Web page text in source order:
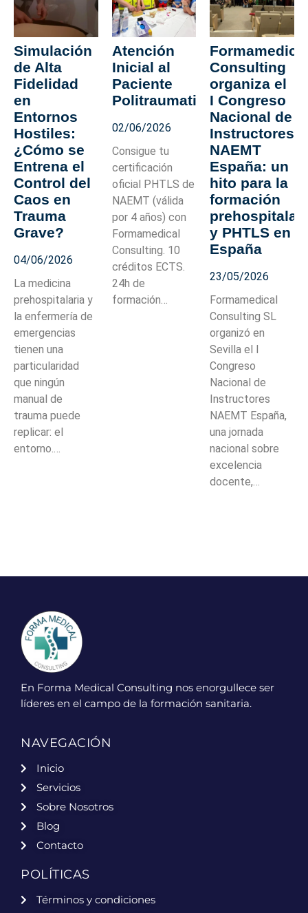
Simulación
de Alta
Fidelidad
en
Entornos
Hostiles:
¿Cómo se
Entrena el
Control del
Caos en
Trauma
Grave?
04/06/2026
La medicina
prehospitalaria y
la enfermería de
emergencias
tienen una
particularidad
que ningún
manual de
trauma puede
replicar: el
entorno.…
Atención
Inicial al
Paciente
Politraumatizado
02/06/2026
Consigue tu
certificación
oficial PHTLS de
NAEMT (válida
por 4 años) con
Formamedical
Consulting. 10
créditos ECTS.
24h de
formación…
Consulting
organiza el
I Congreso
Nacional de
Instructores
NAEMT
España: un
hito para la
formación
y PHTLS en
España
23/05/2026
Formamedical
Consulting SL
organizó en
Sevilla el I
Congreso
Nacional de
Instructores
NAEMT España,
una jornada
nacional sobre
excelencia
docente,…
En Forma Medical Consulting nos enorgullece ser
líderes en el campo de la formación sanitaria.
NAVEGACIÓN
Inicio
Servicios
Sobre Nosotros
Blog
Contacto
POLÍTICAS
Términos y condiciones